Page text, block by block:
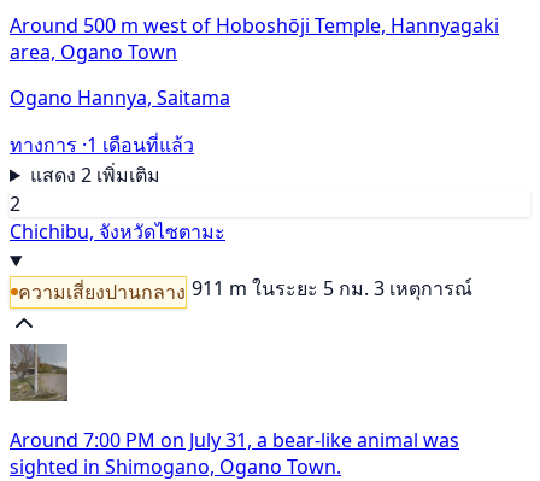
Around 500 m west of Hoboshōji Temple, Hannyagaki
area, Ogano Town
Ogano Hannya, Saitama
ทางการ ·1 เดือนที่แล้ว
แสดง 2 เพิ่มเติม
2
Chichibu, จังหวัดไซตามะ
ความเสี่ยงปานกลาง 911 m ในระยะ 5 กม. 3 เหตุการณ์
Around 7:00 PM on July 31, a bear-like animal was
sighted in Shimogano, Ogano Town.